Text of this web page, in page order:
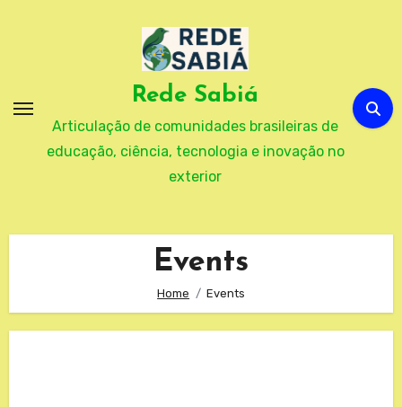
Rede Sabiá
Articulação de comunidades brasileiras de
educação, ciência, tecnologia e inovação no
exterior
Events
Home Events